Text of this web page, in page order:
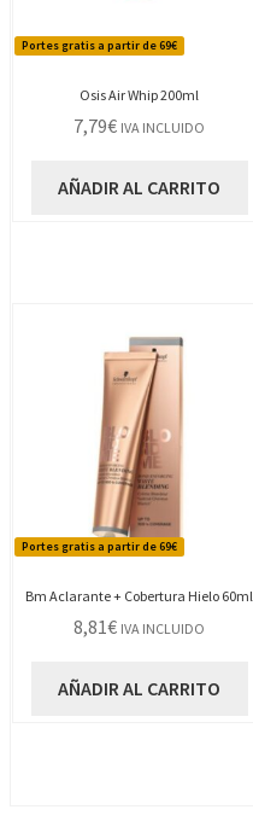
Portes gratis a partir de 69€
Osis Air Whip 200ml
7,79€ IVA INCLUIDO
AÑADIR AL CARRITO
Portes gratis a partir de 69€
Bm Aclarante + Cobertura Hielo 60ml
8,81€ IVA INCLUIDO
AÑADIR AL CARRITO